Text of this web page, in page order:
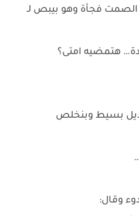
فجأة وهو بيبص لـ
هتمضيه امتى؟
بسيط وبنخلص
وقال: